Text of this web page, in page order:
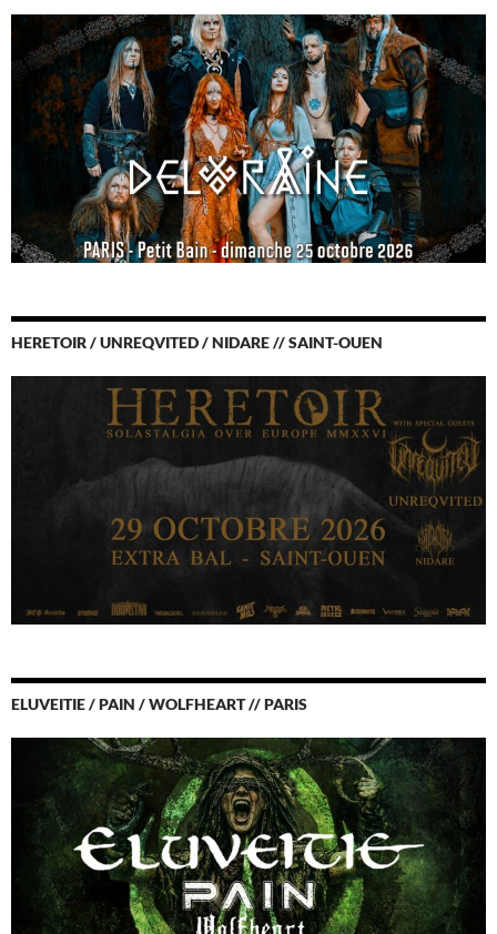
HERETOIR / UNREQVITED / NIDARE // SAINT-OUEN
ELUVEITIE / PAIN / WOLFHEART // PARIS